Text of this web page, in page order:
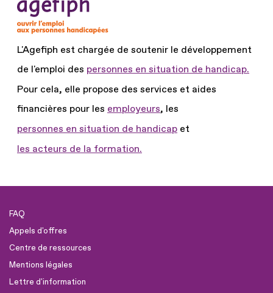
L'Agefiph est chargée de soutenir le développement
de l'emploi des personnes en situation de handicap.
Pour cela, elle propose des services et aides
financières pour les employeurs, les
personnes en situation de handicap et
les acteurs de la formation.
FAQ
Appels d'offres
Centre de ressources
Mentions légales
Lettre d'information